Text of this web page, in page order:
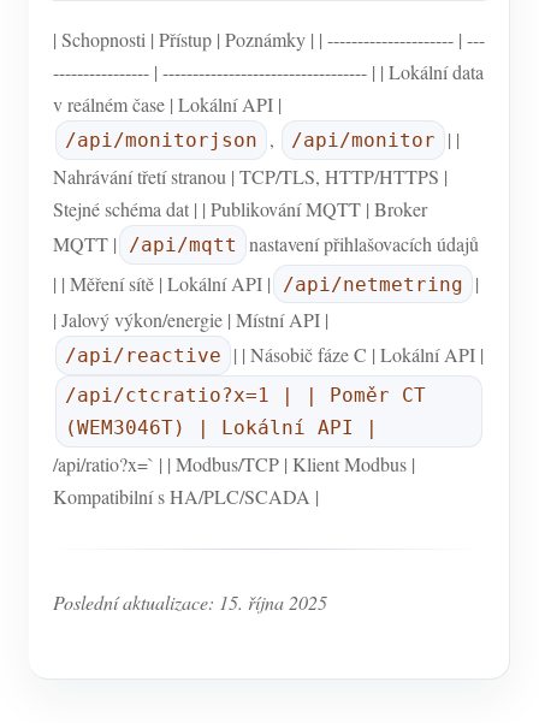
| Schopnosti | Přístup | Poznámky | | --------------------- | ---
---------------- | ---------------------------------- | | Lokální data
v reálném čase | Lokální API |
/api/monitorjson , /api/monitor
| |
Nahrávání třetí stranou | TCP/TLS, HTTP/HTTPS |
Stejné schéma dat | | Publikování MQTT | Broker
MQTT |
/api/mqtt
nastavení přihlašovacích údajů
| | Měření sítě | Lokální API |
/api/netmetring
|
| Jalový výkon/energie | Místní API |
/api/reactive | | Násobič fáze C | Lokální API |
/api/ctcratio?x=1 | | Poměr CT
(WEM3046T) | Lokální API |
/api/ratio?x=` | | Modbus/TCP | Klient Modbus |
Kompatibilní s HA/PLC/SCADA |
Poslední aktualizace: 15. října 2025